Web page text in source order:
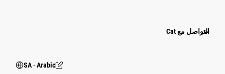
التواصل مع Cat
SA ‧ Arabic